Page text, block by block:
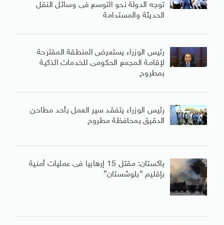
توجه الدولة نحو التوسع فى وسائل النقل
الحديثة والمستدامة
رئيس الوزراء يستعرض المنطقة المقترحة
لإقامة المجمع الحكومى للخدمات الذكية
بمطروح
رئيس الوزراء يتفقد سير العمل بأحد مطاحن
الدقيق بمحافظة مطروح
باكستان: مقتل 15 إرهابيا فى عمليات أمنية
بإقليم “بلوشستان”